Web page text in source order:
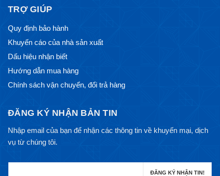
TRỢ GIÚP
Quy định bảo hành
Khuyến cáo của nhà sản xuất
Dấu hiệu nhận biết
Hướng dẫn mua hàng
Chính sách vận chuyển, đổi trả hàng
ĐĂNG KÝ NHẬN BẢN TIN
Nhập email của bạn để nhận các thông tin về khuyến mại, dịch
vụ từ chúng tôi.